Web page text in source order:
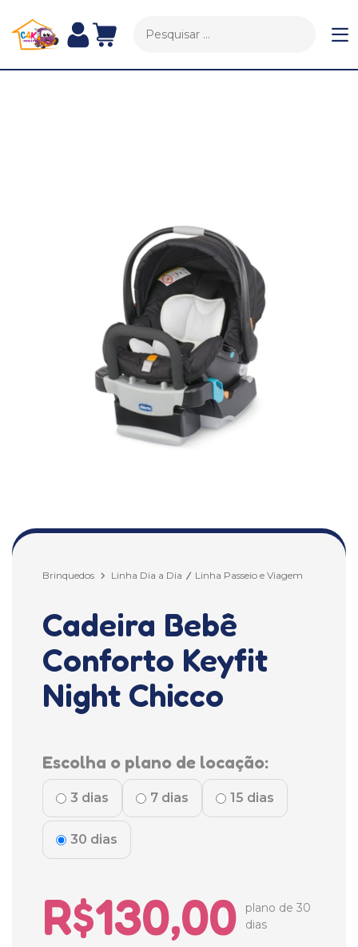
Brinquedos Linha Dia a Dia Linha Passeio e Viagem
Cadeira Bebê
Conforto Keyfit
Night Chicco
Escolha o plano de locação:
3 dias 7 dias 15 dias
30 dias
R$130,00
plano de 30
dias